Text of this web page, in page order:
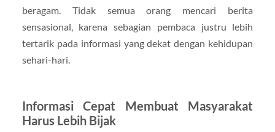
beragam. Tidak semua orang mencari berita
sensasional, karena sebagian pembaca justru lebih
tertarik pada informasi yang dekat dengan kehidupan
sehari-hari.
Informasi Cepat Membuat Masyarakat
Harus Lebih Bijak